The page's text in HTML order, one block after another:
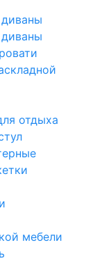
отдыха
мебели